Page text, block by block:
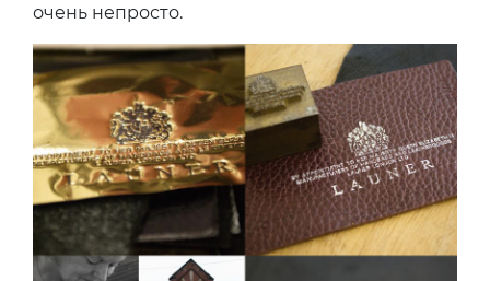
очень непросто.